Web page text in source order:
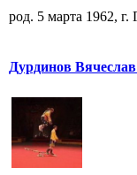
род. 5 марта 1962,
Дурдинов